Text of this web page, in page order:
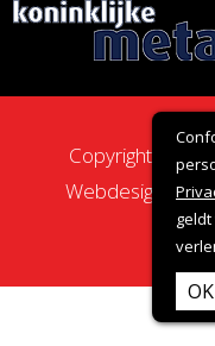
OK
Copyright 2026
Webdesign